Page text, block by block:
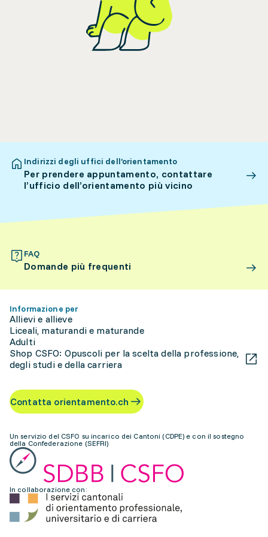
Indirizzi degli uffici dell’orientamento
Per prendere appuntamento, contattare
l’ufficio dell’orientamento più vicino
FAQ
Domande più frequenti
Informazione per
Allievi e allieve
Liceali, maturandi e maturande
Adulti
Shop CSFO: Opuscoli per la scelta della professione,
degli studi e della carriera
Contatta orientamento.ch
Un servizio del CSFO su incarico dei Cantoni (CDPE) e con il sostegno
della Confederazione (SEFRI)
In collaborazione con: